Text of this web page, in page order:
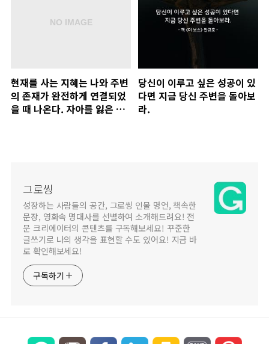
현재를 사는 지혜는 나와 주변
의 존재가 완전하게 연결되었
을 때 나온다. 자아를 잃은 사
당신이 이루고 싶은 성공이 있
다면 지금 당신 주변을 돌아보
라.
그로씽
성장하는 사람들의 공간, 그로씽 인물 명언, 책속한
문장, 영화속 명대사를 선별하여 소개해드려요! 전
문 크리에이터의 콘텐츠를 구독해보세요! 꾸준한
글쓰기로 나의 생각을 표현할 수도 있어요! 지금 바
로 확인해보세요!
구독하기